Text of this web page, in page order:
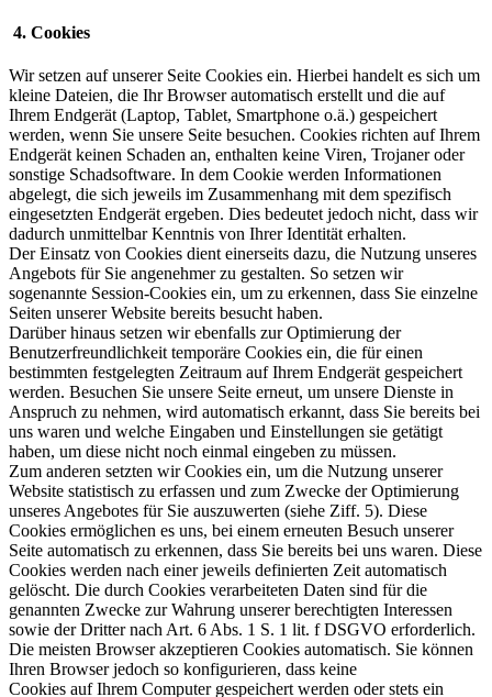
4. Cookies
Wir setzen auf unserer Seite Cookies ein. Hierbei handelt es sich um
kleine Dateien, die Ihr Browser automatisch erstellt und die auf
Ihrem Endgerät (Laptop, Tablet, Smartphone o.ä.) gespeichert
werden, wenn Sie unsere Seite besuchen. Cookies richten auf Ihrem
Endgerät keinen Schaden an, enthalten keine Viren, Trojaner oder
sonstige Schadsoftware. In dem Cookie werden Informationen
abgelegt, die sich jeweils im Zusammenhang mit dem spezifisch
eingesetzten Endgerät ergeben. Dies bedeutet jedoch nicht, dass wir
dadurch unmittelbar Kenntnis von Ihrer Identität erhalten.
Der Einsatz von Cookies dient einerseits dazu, die Nutzung unseres
Angebots für Sie angenehmer zu gestalten. So setzen wir
sogenannte Session-Cookies ein, um zu erkennen, dass Sie einzelne
Seiten unserer Website bereits besucht haben.
Darüber hinaus setzen wir ebenfalls zur Optimierung der
Benutzerfreundlichkeit temporäre Cookies ein, die für einen
bestimmten festgelegten Zeitraum auf Ihrem Endgerät gespeichert
werden. Besuchen Sie unsere Seite erneut, um unsere Dienste in
Anspruch zu nehmen, wird automatisch erkannt, dass Sie bereits bei
uns waren und welche Eingaben und Einstellungen sie getätigt
haben, um diese nicht noch einmal eingeben zu müssen.
Zum anderen setzten wir Cookies ein, um die Nutzung unserer
Website statistisch zu erfassen und zum Zwecke der Optimierung
unseres Angebotes für Sie auszuwerten (siehe Ziff. 5). Diese
Cookies ermöglichen es uns, bei einem erneuten Besuch unserer
Seite automatisch zu erkennen, dass Sie bereits bei uns waren. Diese
Cookies werden nach einer jeweils definierten Zeit automatisch
gelöscht. Die durch Cookies verarbeiteten Daten sind für die
genannten Zwecke zur Wahrung unserer berechtigten Interessen
sowie der Dritter nach Art. 6 Abs. 1 S. 1 lit. f DSGVO erforderlich.
Die meisten Browser akzeptieren Cookies automatisch. Sie können
Ihren Browser jedoch so konfigurieren, dass keine
Cookies auf Ihrem Computer gespeichert werden oder stets ein